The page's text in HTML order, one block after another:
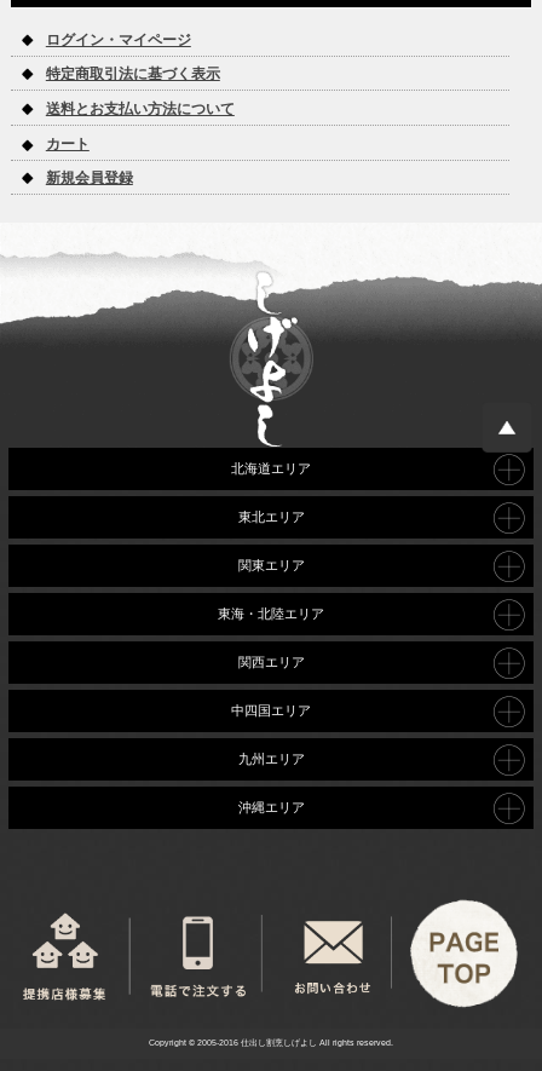
ログイン・マイページ
特定商取引法に基づく表示
送料とお支払い方法について
カート
新規会員登録
北海道エリア
東北エリア
関東エリア
東海・北陸エリア
関西エリア
中四国エリア
九州エリア
沖縄エリア
Copyright © 2005-2016 仕出し割烹しげよし All rights reserved.